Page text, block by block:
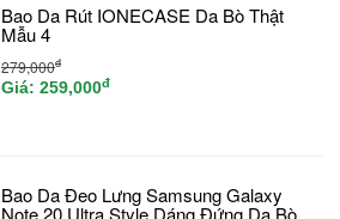
Bao Da Rút IONECASE Da Bò Thật
Mẫu 4
279,000đ
Giá: 259,000đ
Bao Da Đeo Lưng Samsung Galaxy
Note 20 Ultra Style Dáng Đứng Da Bò